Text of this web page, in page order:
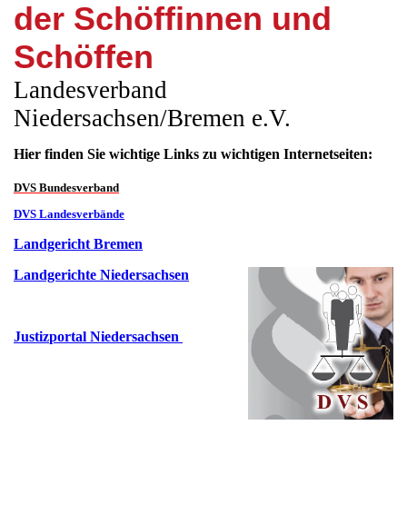
der Schöffinnen und
Schöffen
Landesverband
Niedersachsen/Bremen e.V.
Hier finden Sie wichtige Links zu wichtigen Internetseiten:
DVS Bundesverband
DVS Landesverbände
Landgericht Bremen
Landgerichte Niedersachsen
Justizportal Niedersachsen